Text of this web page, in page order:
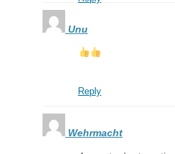
Unu
Reply
Wehrmacht